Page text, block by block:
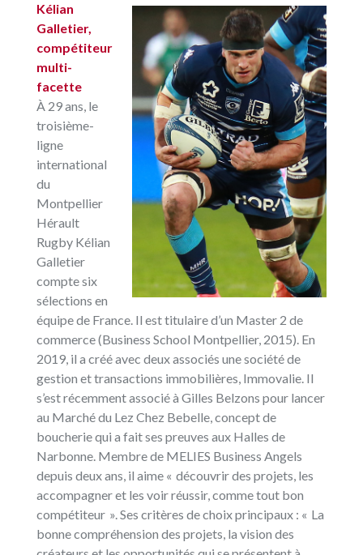
Kélian
Galletier,
compétiteur
multi-
facette
À 29 ans, le
troisième-
ligne
international
du
Montpellier
Hérault
Rugby Kélian
Galletier
compte six
sélections en
équipe de France. Il est titulaire d’un Master 2 de
commerce (Business School Montpellier, 2015). En
2019, il a créé avec deux associés une société de
gestion et transactions immobilières, Immovalie. Il
s’est récemment associé à Gilles Belzons pour lancer
au Marché du Lez Chez Bebelle, concept de
boucherie qui a fait ses preuves aux Halles de
Narbonne. Membre de MELIES Business Angels
depuis deux ans, il aime « découvrir des projets, les
accompagner et les voir réussir, comme tout bon
compétiteur ». Ses critères de choix principaux : « La
bonne compréhension des projets, la vision des